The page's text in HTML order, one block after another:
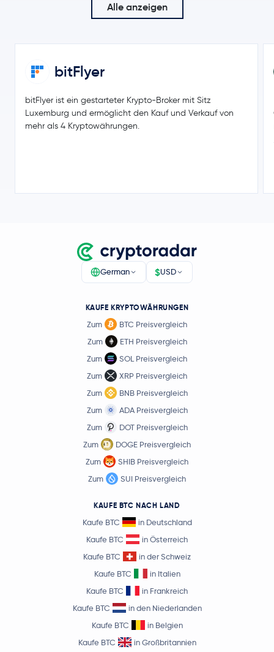
Alle anzeigen
bitFlyer
bitFlyer ist ein gestarteter Krypto-Broker mit Sitz
Luxemburg und ermöglicht den Kauf und Verkauf von
mehr als 4 Kryptowährungen.
German $USD
KAUFE KRYPTOWÄHRUNGEN
Zum
BTC Preisvergleich
Zum
ETH Preisvergleich
Zum
SOL Preisvergleich
Zum
XRP Preisvergleich
Zum
BNB Preisvergleich
Zum
ADA Preisvergleich
Zum
DOT Preisvergleich
Zum
DOGE Preisvergleich
Zum
SHIB Preisvergleich
Zum
SUI Preisvergleich
KAUFE BTC NACH LAND
Kaufe BTC
in Deutschland
Kaufe BTC
in Österreich
Kaufe BTC
in der Schweiz
Kaufe BTC
in Italien
Kaufe BTC
in Frankreich
Kaufe BTC
in den Niederlanden
Kaufe BTC
in Belgien
Kaufe BTC
in Großbritannien